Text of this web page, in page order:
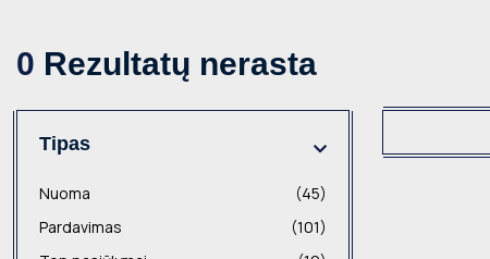
0 Rezultatų nerasta
Tipas
Nuoma
(45)
Pardavimas
(101)